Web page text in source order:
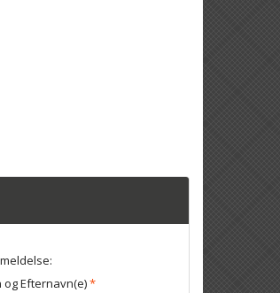
og Efternavn(e)